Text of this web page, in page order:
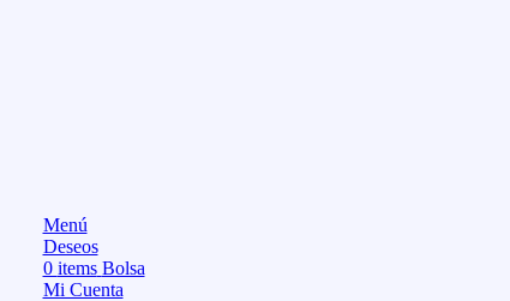
Menú
Deseos
0 items Bolsa
Mi Cuenta